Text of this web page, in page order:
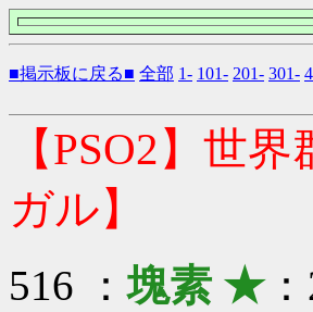
■掲示板に戻る■ 全部 1- 101- 201- 301-
【PSO2】世
ガル】
516 ：塊素 ★